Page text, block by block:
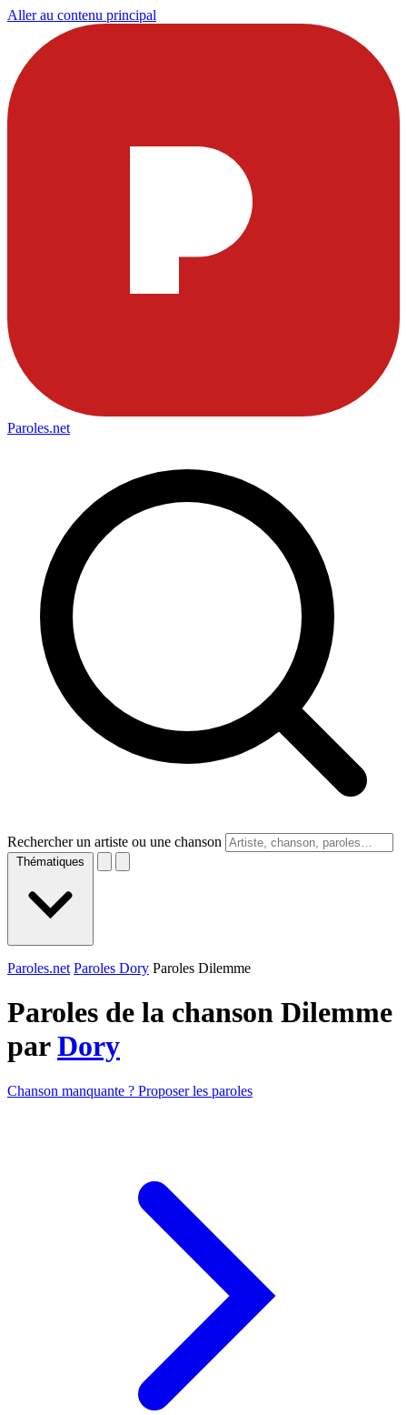
Aller au contenu principal
Paroles.net
Rechercher un artiste ou une chanson
Thématiques
Paroles.net Paroles Dory Paroles Dilemme
Paroles de la chanson Dilemme
parDory
Chanson manquante ? Proposer les paroles